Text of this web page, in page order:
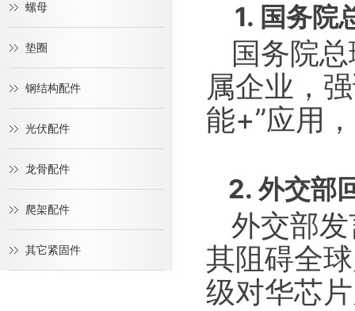
螺母
垫圈
钢结构配件
光伏配件
龙骨配件
爬架配件
其它紧固件
1. 国务院
国务院
属企业，
能+”应用
2. 外交部
外交部
其阻碍全
级对华芯